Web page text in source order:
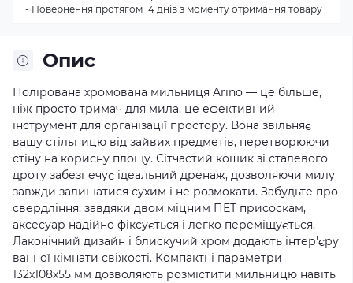
Опис
Полірована хромована мильниця Arino — це більше,
ніж просто тримач для мила, це ефективний
інструмент для організації простору. Вона звільняє
вашу стільницю від зайвих предметів, перетворюючи
стіну на корисну площу. Сітчастий кошик зі сталевого
дроту забезпечує ідеальний дренаж, дозволяючи милу
завжди залишатися сухим і не розмокати. Забудьте про
свердління: завдяки двом міцним ПЕТ присоскам,
аксесуар надійно фіксується і легко переміщується.
Лаконічний дизайн і блискучий хром додають інтер'єру
ванної кімнати свіжості. Компактні параметри
132х108х55 мм дозволяють розмістити мильницю навіть
- Повернення протягом 14 днів з моменту отримання товару